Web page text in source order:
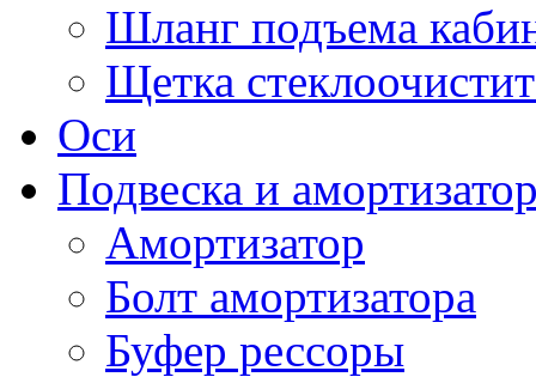
Шланг подъема
Щетка
Оси
Подвеска и
Амортизатор
Болт амортизатора
Буфер рессоры